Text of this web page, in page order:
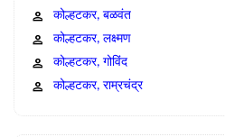
कोल्हटकर, बळवंत
कोल्हटकर, लक्ष्मण
कोल्हटकर, गोविंद
कोल्हटकर, राम्रचंद्र